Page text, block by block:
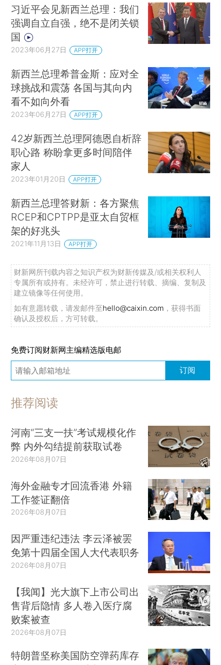
习近平会见新西兰总理：我们
强调自立自强，绝不是闭关锁
国
2023年06月27日 APP打开
新西兰总理希普金斯：应对全
球挑战和震荡 各国与其向内
看不如向外看
2023年06月27日 APP打开
42岁新西兰总理阿德恩自析辞
职心路 称盼拿更多时间陪伴
家人
2023年01月20日 APP打开
新西兰总理答财新：各方聚焦
RCEP和CPTPP是亚太自贸框
架的好兆头
2021年11月13日 APP打开
财新网所刊载内容之知识产权为财新传媒及/或相关权利人
专属所有或持有。未经许可，禁止进行转载、摘编、复制及
建立镜像等任何使用。
如有意愿转载，请发邮件至hello@caixin.com ，获得书面
确认及授权后，方可转载。
免费订阅财新网主编精选版电邮
订阅
推荐阅读
河南“三支一扶”考试规模化作
弊 内外勾结提前获取试卷
2026年08月07日
海外金融专才回流香港 外籍
工作签证翻倍
2026年08月07日
因严重违纪违法 李云泽被罢
免第十四届全国人大代表职务
2026年08月07日
【我闻】光大旗下上市公司出
售背后隐情 多人卷入医疗腐
败案被查
2026年08月07日
特朗普坚称美国防空弹药库存